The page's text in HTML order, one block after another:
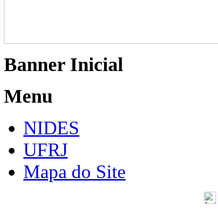
Banner Inicial
Menu
NIDES
UFRJ
Mapa do Site